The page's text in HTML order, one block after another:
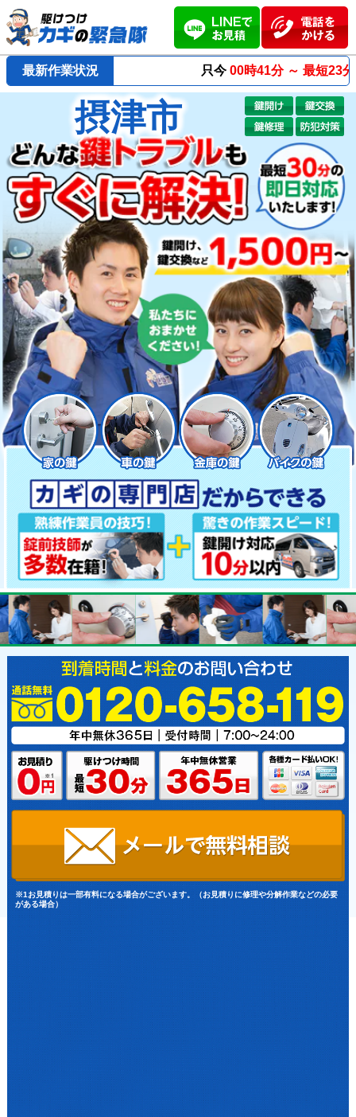
最新作業状況
只今 00時41分 ～ 最短23分で到着！
摂津市
※1お見積りは一部有料になる場合がございます。（お見積りに修理や分解作業などの必要
がある場合）